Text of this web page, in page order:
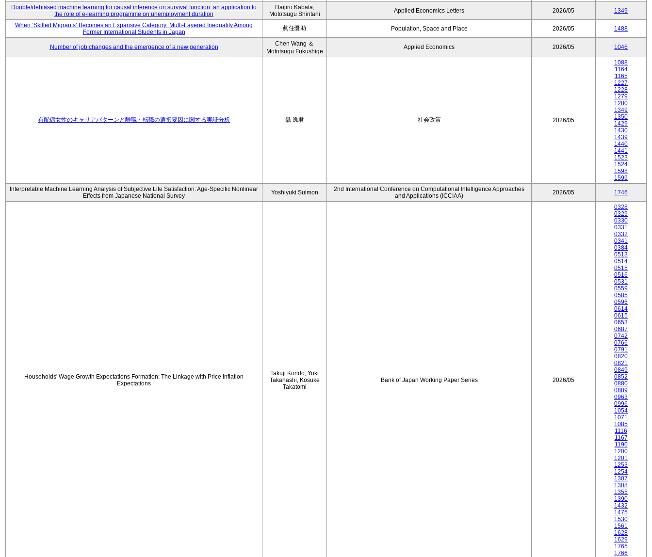
Double/debiased machine learning for causal inference on survival function: an application to
the role of e-learning programme on unemployment duration
Daijiro Kabata,
Mototsugu Shintani
Applied Economics Letters 2026/05 1349
When ‘Skilled Migrants’ Becomes an Expansive Category: Multi-Layered Inequality Among
Former International Students in Japan
眞住優助 Population, Space and Place 2026/05 1488
Number of job changes and the emergence of a new generation
Chen Wang ＆
Mototsugu Fukushige
Applied Economics 2026/05 1046
有配偶女性のキャリアパターンと離職・転職の選択要因に関する実証分析 聶 逸君 社会政策 2026/05
1088
1164
1165
1227
1228
1279
1280
1349
1350
1429
1430
1439
1440
1441
1523
1524
1598
1599
Interpretable Machine Learning Analysis of Subjective Life Satisfaction: Age-Specific Nonlinear
Effects from Japanese National Survey
Yoshiyuki Suimon
2nd International Conference on Computational Intelligence Approaches
and Applications (ICCIAA)
2026/05 1746
Households' Wage Growth Expectations Formation: The Linkage with Price Inflation
Expectations
Takuji Kondo, Yuki
Takahashi, Kosuke
Takatomi
Bank of Japan Working Paper Series 2026/05
0328
0329
0330
0331
0332
0341
0384
0513
0514
0515
0516
0531
0559
0585
0596
0614
0615
0653
0687
0742
0766
0791
0820
0821
0849
0852
0880
0889
0963
0996
1054
1071
1085
1116
1167
1190
1200
1201
1253
1254
1307
1308
1355
1390
1432
1475
1530
1561
1628
1629
1765
1766